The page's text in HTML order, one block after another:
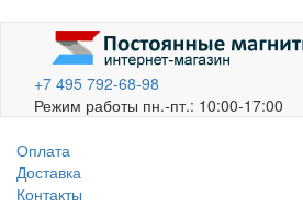
+7 495 792-68-98
Режим работы пн.-пт.: 10:00-17:00
Оплата
Доставка
Контакты